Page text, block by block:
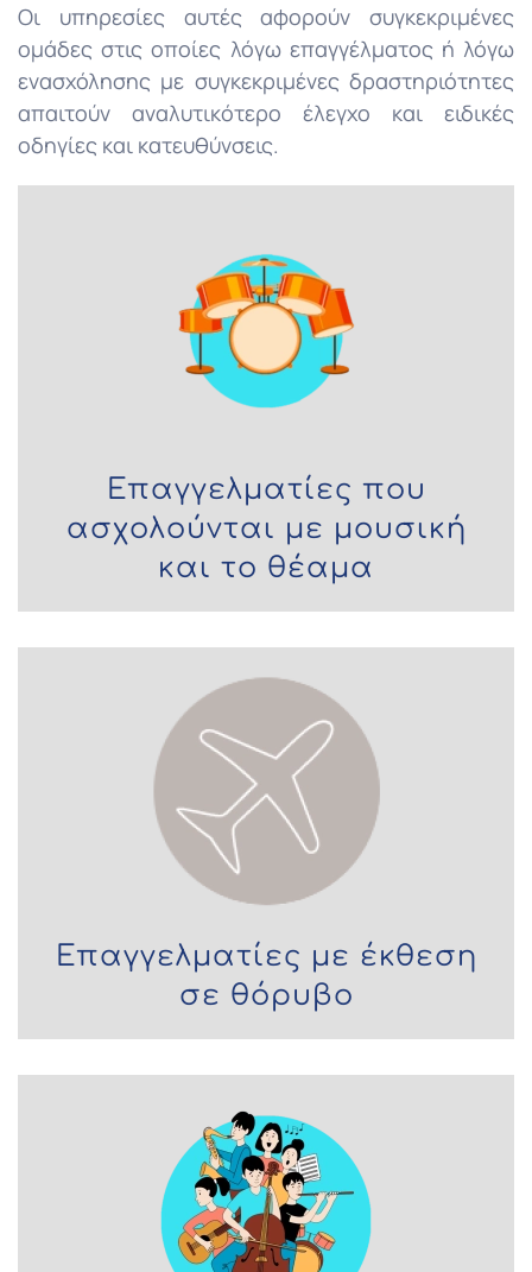
Οι υπηρεσίες αυτές αφορούν συγκεκριμένες
ομάδες στις οποίες λόγω επαγγέλματος ή λόγω
ενασχόλησης με συγκεκριμένες δραστηριότητες
απαιτούν αναλυτικότερο έλεγχο και ειδικές
οδηγίες και κατευθύνσεις.
Επαγγελματίες που
ασχολούνται με μουσική
και το θέαμα
Επαγγελματίες με έκθεση
σε θόρυβο